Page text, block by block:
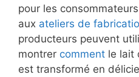
pour les
aux ateliers de
producteurs peuvent
montrer comment le lait
est transformé en